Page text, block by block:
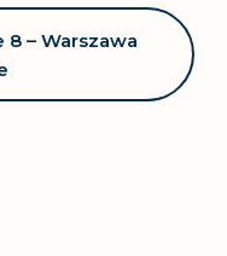
– Warszawa